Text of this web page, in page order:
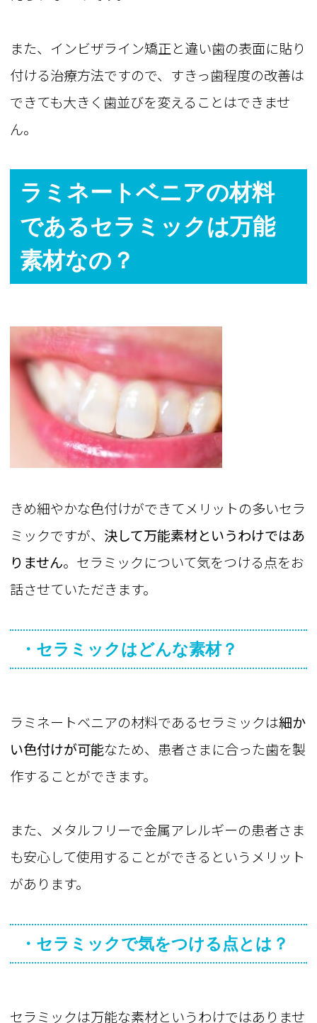
また、インビザライン矯正と違い歯の表面に貼り
付ける治療方法ですので、すきっ歯程度の改善は
できても大きく歯並びを変えることはできませ
ん。
ラミネートベニアの材料
であるセラミックは万能
素材なの？
きめ細やかな色付けができてメリットの多いセラ
ミックですが、 決して万能素材というわけではあ
りません。セラミックについて気をつける点をお
話させていただきます。
・セラミックはどんな素材？
ラミネートベニアの材料であるセラミックは細か
い色付けが可能なため、患者さまに合った歯を製
作することができます。
また、メタルフリーで金属アレルギーの患者さま
も安心して使用することができるというメリット
があります。
・セラミックで気をつける点とは？
セラミックは万能な素材というわけではありませ